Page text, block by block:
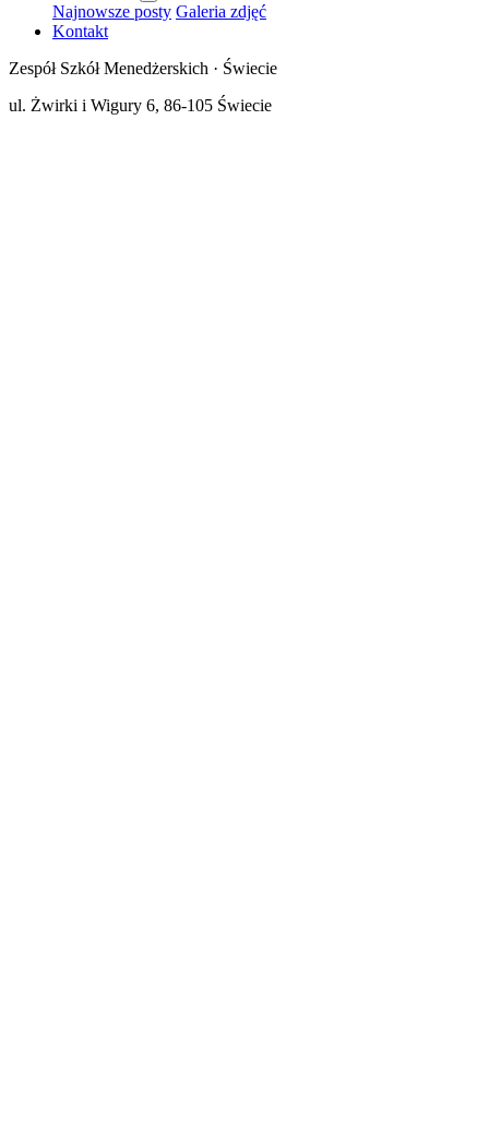
Najnowsze posty Galeria zdjęć
Kontakt
Zespół Szkół Menedżerskich · Świecie
ul. Żwirki i Wigury 6, 86-105 Świecie